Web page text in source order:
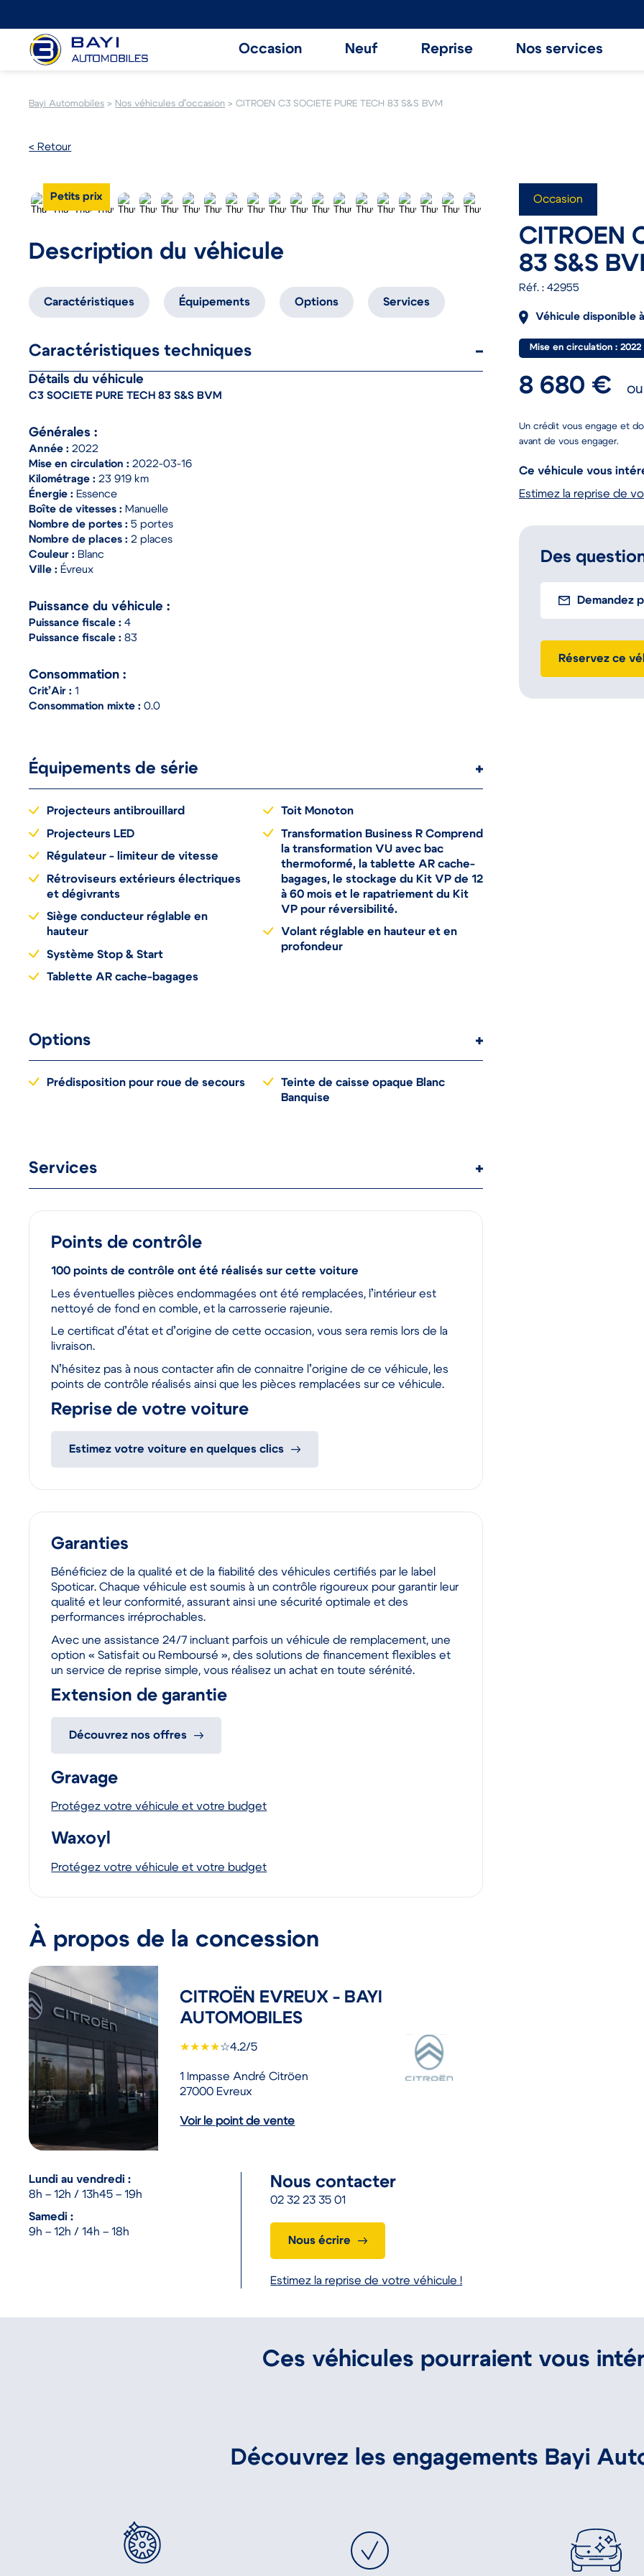
Occasion Neuf Reprise Nos services
Bayi Automobiles > Nos véhicules d’occasion >CITROEN C3 SOCIETE PURE TECH 83 S&S BVM
< Retour
Petits prix
Description du véhicule
Caractéristiques Équipements Options Services
Caractéristiques techniques
Détails du véhicule
C3 SOCIETE PURE TECH 83 S&S BVM
Générales :
Année :2022
Mise en circulation :2022-03-16
Kilométrage :23 919 km
Énergie :Essence
Boîte de vitesses :Manuelle
Nombre de portes :5 portes
Nombre de places :2 places
Couleur :Blanc
Ville :Évreux
Puissance du véhicule :
Puissance fiscale :4
Puissance fiscale :83
Consommation :
Crit’Air : 1
Consommation mixte :0.0
Équipements de série
Projecteurs antibrouillard
Projecteurs LED
Régulateur - limiteur de vitesse
Rétroviseurs extérieurs électriques
et dégivrants
Siège conducteur réglable en
hauteur
Système Stop & Start
Tablette AR cache-bagages
Toit Monoton
Transformation Business R Comprend
la transformation VU avec bac
thermoformé, la tablette AR cache-
bagages, le stockage du Kit VP de 12
à 60 mois et le rapatriement du Kit
VP pour réversibilité.
Volant réglable en hauteur et en
profondeur
Options
Prédisposition pour roue de secours
Teinte de caisse opaque Blanc
Banquise
Services
Points de contrôle
100 points de contrôle ont été réalisés sur cette voiture
Les éventuelles pièces endommagées ont été remplacées, l’intérieur est
nettoyé de fond en comble, et la carrosserie rajeunie.
Le certificat d’état et d’origine de cette occasion, vous sera remis lors de la
livraison.
N’hésitez pas à nous contacter afin de connaitre l’origine de ce véhicule, les
points de contrôle réalisés ainsi que les pièces remplacées sur ce véhicule.
Reprise de votre voiture
Estimez votre voiture en quelques clics
Garanties
Bénéficiez de la qualité et de la fiabilité des véhicules certifiés par le label
Spoticar. Chaque véhicule est soumis à un contrôle rigoureux pour garantir leur
qualité et leur conformité, assurant ainsi une sécurité optimale et des
performances irréprochables.
Avec une assistance 24/7 incluant parfois un véhicule de remplacement, une
option « Satisfait ou Remboursé », des solutions de financement flexibles et
un service de reprise simple, vous réalisez un achat en toute sérénité.
Extension de garantie
Découvrez nos offres
Gravage
Protégez votre véhicule et votre budget
Waxoyl
Protégez votre véhicule et votre budget
À propos de la concession
CITROËN EVREUX - BAYI
AUTOMOBILES
★ ★ ★ ★ ☆4.2/5
1 Impasse André Citröen
27000 Evreux
Voir le point de vente
Lundi au vendredi :
8h – 12h / 13h45 – 19h
Samedi :
9h – 12h / 14h – 18h
Nous contacter
02 32 23 35 01
Nous écrire
Estimez la reprise de votre véhicule !
Occasion
CITROEN
83 S&S
Réf. : 42955
Véhicule disponible
Mise en circulation : 2022
8 680 € ou
Un crédit vous engage et
avant de vous engager.
Ce véhicule vous
Estimez la reprise de
Des
Demandez
Réservez ce
Ces véhicules pourraient vous
CITROEN C3 ENTREPRISE CITROEN C3 ENTREPRISE
Réf. : 42426